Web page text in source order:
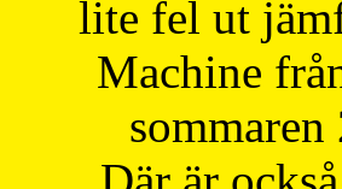
lite fel ut
Machine